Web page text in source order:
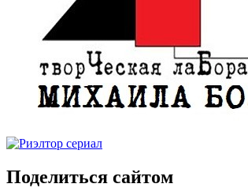
Поделиться сайтом